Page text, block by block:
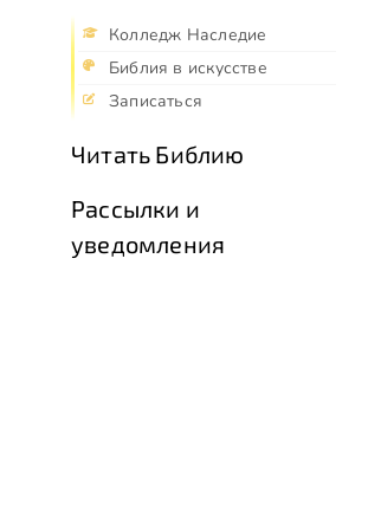
Колледж Наследие
Библия в искусстве
Записаться
Читать Библию
Рассылки и
уведомления